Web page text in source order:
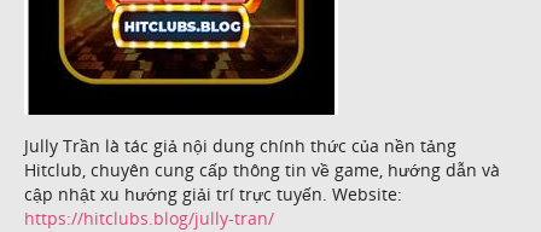
Jully Trần là tác giả nội dung chính thức của nền tảng
Hitclub, chuyên cung cấp thông tin về game, hướng dẫn và
cập nhật xu hướng giải trí trực tuyến. Website:
https://hitclubs.blog/jully-tran/